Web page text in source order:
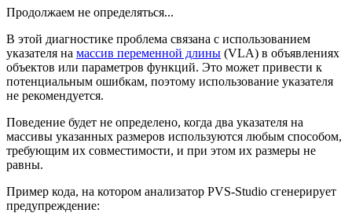
Продолжаем не определяться...
В этой диагностике проблема связана с использованием
указателя на массив переменной длины (VLA) в объявлениях
объектов или параметров функций. Это может привести к
потенциальным ошибкам, поэтому использование указателя
не рекомендуется.
Поведение будет не определено, когда два указателя на
массивы указанных размеров используются любым способом,
требующим их совместимости, и при этом их размеры не
равны.
Пример кода, на котором анализатор PVS-Studio сгенерирует
предупреждение: